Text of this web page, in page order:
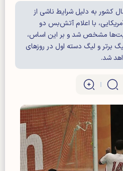
کشور به دلیل شرایط ناشی از
با اعلام آتش‌بس دو
مشخص شد و بر این اساس،
برتر و لیگ دسته اول در روز‌های
شد.